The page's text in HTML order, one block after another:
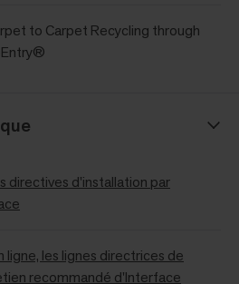
to Carpet Recycling through
directives d'installation par
ligne, les lignes directrices de
recommandé d'Interface